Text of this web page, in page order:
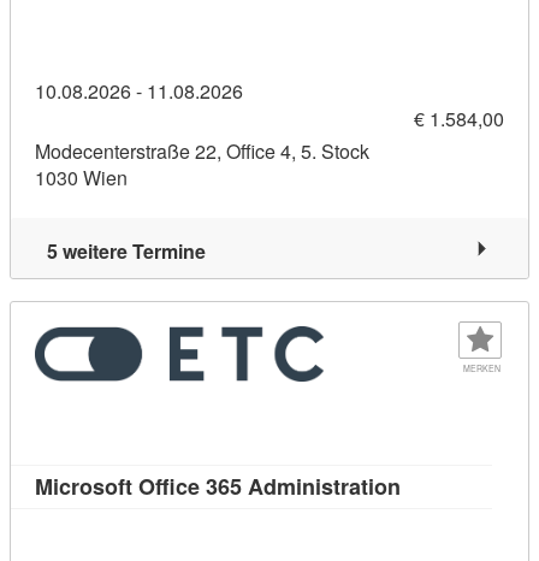
10.08.2026 - 11.08.2026
€ 1.584,00
Modecenterstraße 22, Office 4, 5. Stock
1030 Wien
5 weitere Termine
MERKEN
Microsoft Office 365 Administration